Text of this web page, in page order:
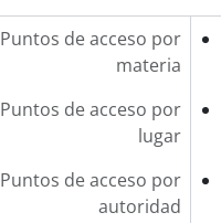
Puntos de acceso por
materia
Puntos de acceso por
lugar
Puntos de acceso por
autoridad